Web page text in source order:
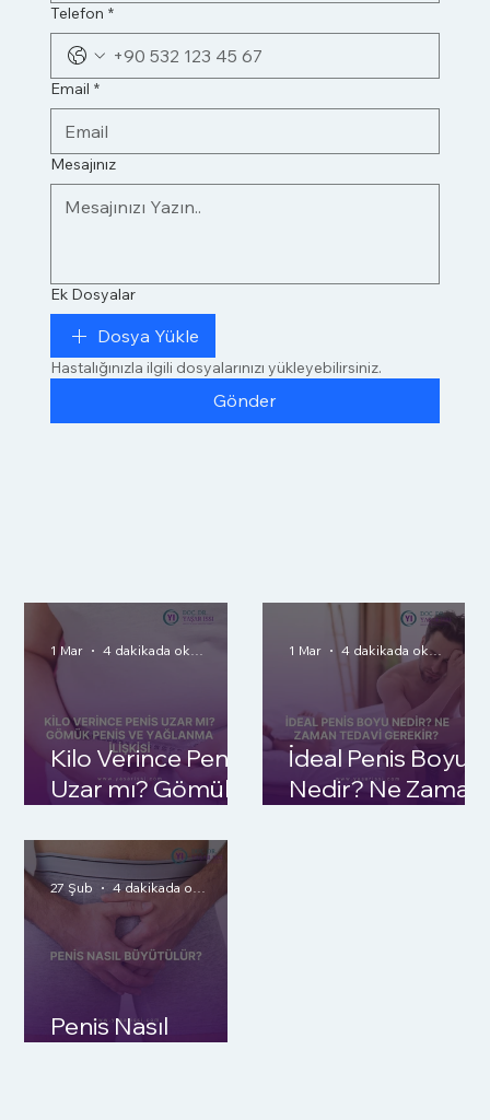
Kilo Verince Penis
Uzar mı? Gömük
Yağlanma İlişkisi
1 Mar 4 dakikada okunur
İdeal Penis Boyu
Nedir? Ne Zaman
1 Mar 4 dakikada okunur
Penis Nasıl
27 Şub 4 dakikada okunur
Telefon *
Email *
Mesajınız
Ek Dosyalar
Dosya Yükle
Hastalığınızla ilgili dosyalarınızı yükleyebilirsiniz.
Gönder